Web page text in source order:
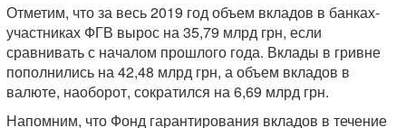
Отметим, что за весь 2019 год объем вкладов в банках-
участниках ФГВ вырос на 35,79 млрд грн, если
сравнивать с началом прошлого года. Вклады в гривне
пополнились на 42,48 млрд грн, а объем вкладов в
валюте, наоборот, сократился на 6,69 млрд грн.
Напомним, что Фонд гарантирования вкладов в течение